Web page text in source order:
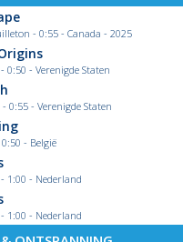
- 0:55 - Canada - 2025
0:50 - Verenigde Staten
0:55 - Verenigde Staten
- België
1:00 - Nederland
1:00 - Nederland